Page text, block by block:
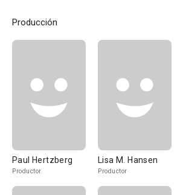
Producción
Paul Hertzberg
Productor
Lisa M. Hansen
Productor